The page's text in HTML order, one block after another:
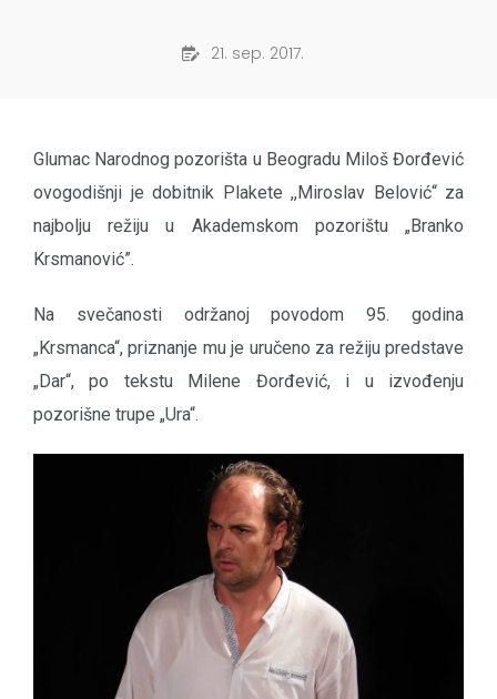
21. sep. 2017.
Glumac Narodnog pozorišta u Beogradu Miloš Đorđević
ovogodišnji je dobitnik Plakete ,,Miroslav Belović“ za
najbolju režiju u Akademskom pozorištu „Branko
Krsmanović”.
Na svečanosti održanoj povodom 95. godina
„Krsmanca“, priznanje mu je uručeno za režiju predstave
„Dar“, po tekstu Milene Đorđević, i u izvođenju
pozorišne trupe „Ura“.